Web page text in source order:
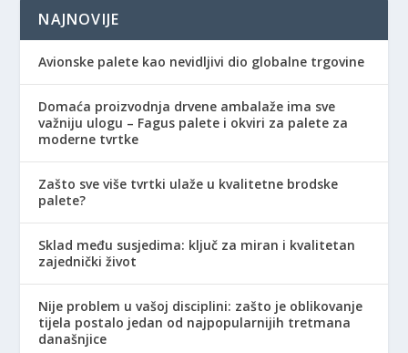
NAJNOVIJE
Avionske palete kao nevidljivi dio globalne trgovine
Domaća proizvodnja drvene ambalaže ima sve
važniju ulogu – Fagus palete i okviri za palete za
moderne tvrtke
Zašto sve više tvrtki ulaže u kvalitetne brodske
palete?
Sklad među susjedima: ključ za miran i kvalitetan
zajednički život
Nije problem u vašoj disciplini: zašto je oblikovanje
tijela postalo jedan od najpopularnijih tretmana
današnjice